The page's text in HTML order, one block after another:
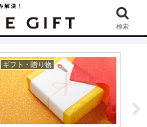
リエ＠ギフト』をCheck！
ギフト・贈り物
検索